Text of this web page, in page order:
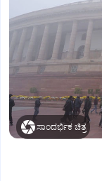
ಸಾಂದರ್ಭಿಕ ಚಿತ್ರ